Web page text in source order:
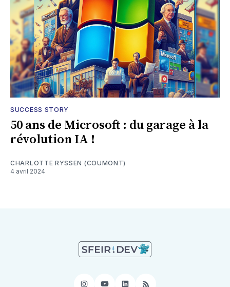
SUCCESS STORY
50 ans de Microsoft : du garage à la
révolution IA !
CHARLOTTE RYSSEN (COUMONT)
4 avril 2024